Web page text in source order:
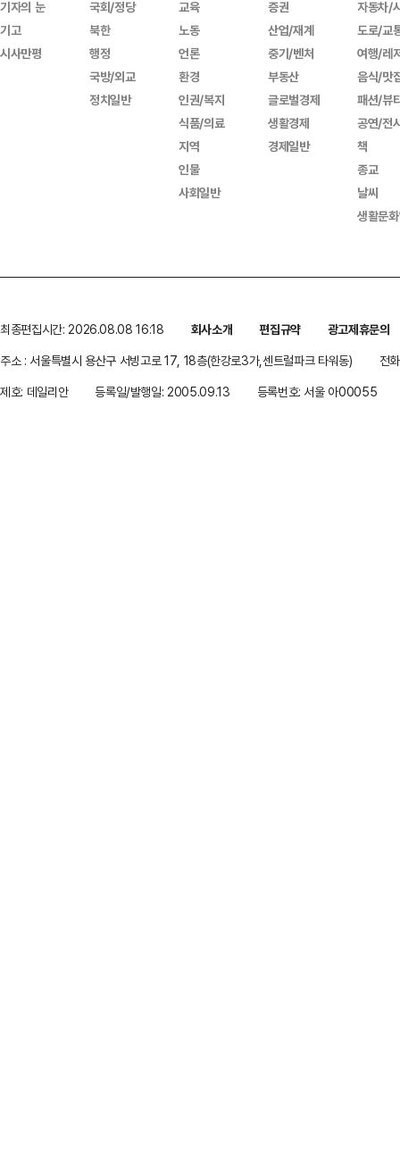
기자의 눈
기고
시사만평
국회/정당
북한
행정
국방/외교
정치일반
교육
노동
언론
환경
인권/복지
식품/의료
지역
인물
사회일반
증권
산업/재계
중기/벤처
부동산
글로벌경제
생활경제
경제일반
자동차/
도로/교
여행/레
음식/맛
패션/뷰
공연/전
책
종교
날씨
생활문
최종편집시간: 2026.08.08 16:18 회사소개 편집규약
광고제휴문의
주소 : 서울특별시 용산구 서빙고로 17, 18층(한강로3가,센트럴파크 타워동)
전
제호: 데일리안
등록일/발행일: 2005.09.13 등록번호: 서울 아00055